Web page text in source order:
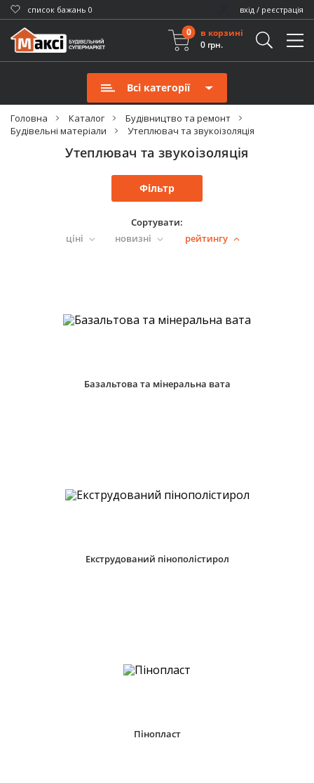
cписок бажань 0 вхід / реєстрація
0
в корзині
0 грн.
Всі категорії
Головна Каталог
Будівництво та ремонт
Будівельні матеріали
Утеплювач та звукоізоляція
Утеплювач та звукоізоляція
Фільтр
Сортувати:
ціні
новизні рейтингу
Базальтова та мінеральна вата
Екструдований пінополістирол
Пінопласт